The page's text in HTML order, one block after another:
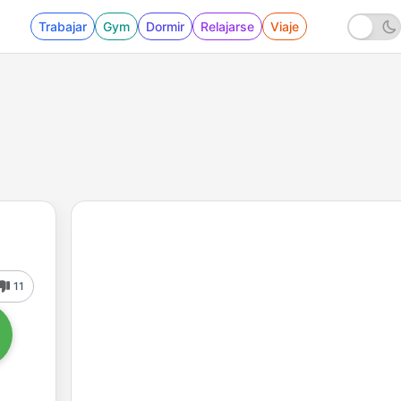
Trabajar Gym Dormir Relajarse Viaje
11